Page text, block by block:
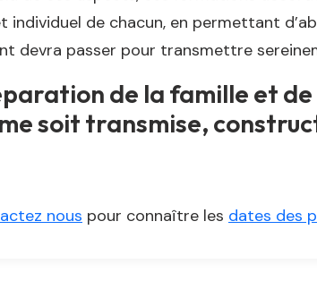
individuel de chacun, en permettant
devra passer pour transmettre
de la famille et de
soit transmise,
nous pour connaître les dates des